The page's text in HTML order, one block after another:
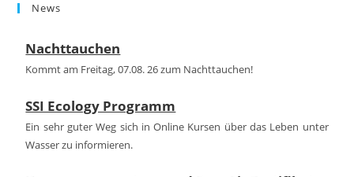
News
Nachttauchen
Kommt am Freitag, 07.08. 26 zum Nachttauchen!
SSI Ecology Programm
Ein sehr guter Weg sich in Online Kursen über das Leben unter
Wasser zu informieren.